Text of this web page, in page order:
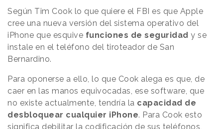
Según Tim Cook lo que quiere el FBI es que Apple
cree una nueva versión del sistema operativo del
iPhone que esquive funciones de seguridad y se
instale en el teléfono del tiroteador de San
Bernardino.
Para oponerse a ello, lo que Cook alega es que, de
caer en las manos equivocadas, ese software, que
no existe actualmente, tendría la capacidad de
desbloquear cualquier iPhone. Para Cook esto
significa debilitar la codificación de sus teléfonos,